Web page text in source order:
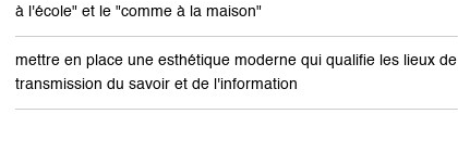
à l'école" et le "comme à la maison"
mettre en place une esthétique moderne qui qualifie les lieux de
transmission du savoir et de l'information